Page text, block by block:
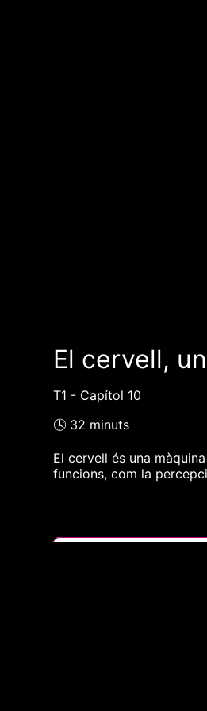
El cervell,
T1 - Capítol 10
🕓 32 minuts
El cervell és una
funcions, com la